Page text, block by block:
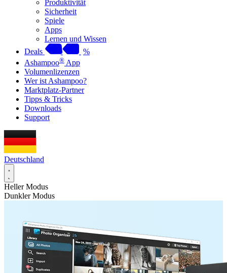
Produktivität
Sicherheit
Spiele
Apps
Lernen und Wissen
Deals
%
Ashampoo® App
Volumenlizenzen
Wer ist Ashampoo?
Marktplatz-Partner
Tipps & Tricks
Downloads
Support
Deutschland
Heller Modus
Dunkler Modus